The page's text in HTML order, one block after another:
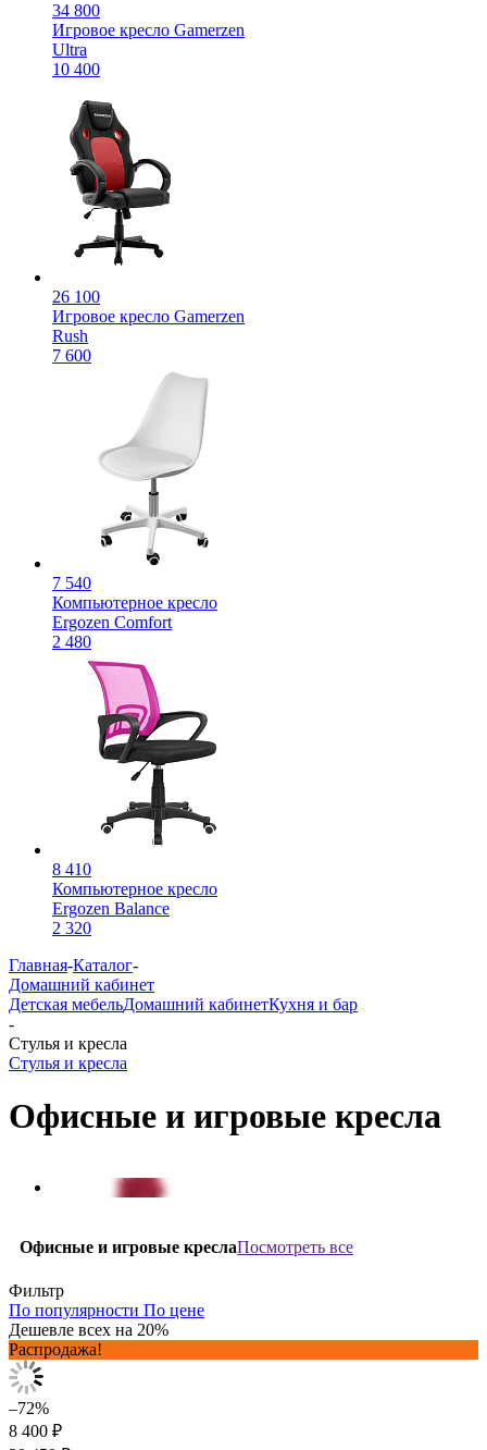
34 800
Игровое кресло Gamerzen
Ultra
10 400
26 100
Игровое кресло Gamerzen
Rush
7 600
7 540
Компьютерное кресло
Ergozen Comfort
2 480
8 410
Компьютерное кресло
Ergozen Balance
2 320
Главная-Каталог-
Домашний кабинет
Детская мебельДомашний кабинетКухня и бар
-
Стулья и кресла
Стулья и кресла
Офисные и игровые кресла
Офисные и игровые креслаПосмотреть все
Фильтр
По популярности По цене
Дешевле всех на 20%
Распродажа!
–72%
8 400 ₽